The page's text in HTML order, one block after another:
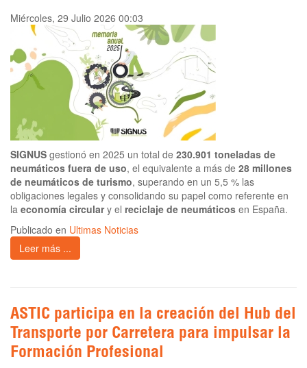
Miércoles, 29 Julio 2026 00:03
SIGNUS gestionó en 2025 un total de 230.901 toneladas de
neumáticos fuera de uso, el equivalente a más de 28 millones
de neumáticos de turismo, superando en un 5,5 % las
obligaciones legales y consolidando su papel como referente en
la economía circulary el reciclaje de neumáticos en España.
Publicado en Ultimas Noticias
Leer más ...
ASTIC participa en la creación del Hub del
Transporte por Carretera para impulsar la
Formación Profesional